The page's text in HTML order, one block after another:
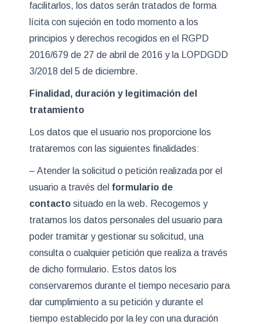
facilitarlos, los datos serán tratados de forma
lícita con sujeción en todo momento a los
principios y derechos recogidos en el RGPD
2016/679 de 27 de abril de 2016 y la LOPDGDD
3/2018 del 5 de diciembre.
Finalidad, duración y legitimación del
tratamiento
Los datos que el usuario nos proporcione los
trataremos con las siguientes finalidades:
– Atender la solicitud o petición realizada por el
usuario a través del formulario de
contactosituado en la web. Recogemos y
tratamos los datos personales del usuario para
poder tramitar y gestionar su solicitud, una
consulta o cualquier petición que realiza a través
de dicho formulario. Estos datos los
conservaremos durante el tiempo necesario para
dar cumplimiento a su petición y durante el
tiempo establecido por la ley con una duración